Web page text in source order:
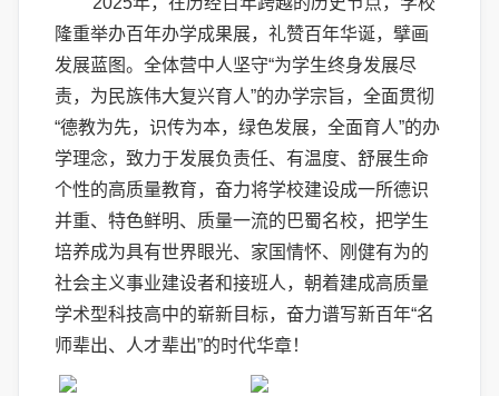
隆重举办百年办学成果展，礼赞百年华诞，擘画
发展蓝图。全体营中人坚守“为学生终身发展尽
责，为民族伟大复兴育人”的办学宗旨，全面贯彻
“德教为先，识传为本，绿色发展，全面育人”的办
学理念，致力于发展负责任、有温度、舒展生命
个性的高质量教育，奋力将学校建设成一所德识
并重、特色鲜明、质量一流的巴蜀名校，把学生
培养成为具有世界眼光、家国情怀、刚健有为的
社会主义事业建设者和接班人，朝着建成高质量
学术型科技高中的崭新目标，奋力谱写新百年“名
师辈出、人才辈出”的时代华章！